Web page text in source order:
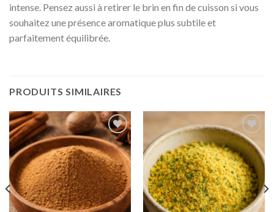
intense. Pensez aussi à retirer le brin en fin de cuisson si vous
souhaitez une présence aromatique plus subtile et
parfaitement équilibrée.
PRODUITS SIMILAIRES
Ajouter
à la liste
de
souhaits
Ajouter
à la liste
de
souhaits